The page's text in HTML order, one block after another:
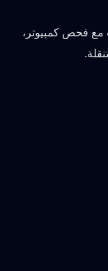
مع فحص كمبيوتر،